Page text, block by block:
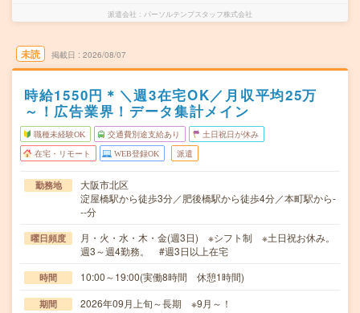
派遣会社 パーソルテンプスタッフ株式会社
未読 掲載日 2026/08/07
時給1550円＊＼週3在宅OK／月収平均25万
～！広告業界！データ集計メイン
職種未経験OK 交通費別途支給あり 土日祝日が休み
在宅・リモート WEB登録OK 派遣
勤務地
大阪市北区
淀屋橋駅から徒歩3分／肥後橋駅から徒歩4分／本町駅から-
--分
曜日頻度
月・火・水・木・金(週3日) ※シフト制 ※土日祝お休み。
週3～週4勤務。 #週3日以上在宅
時間 10:00～19:00(実働8時間 休憩1時間)
期間 2026年09月上旬～長期 ※9月～！